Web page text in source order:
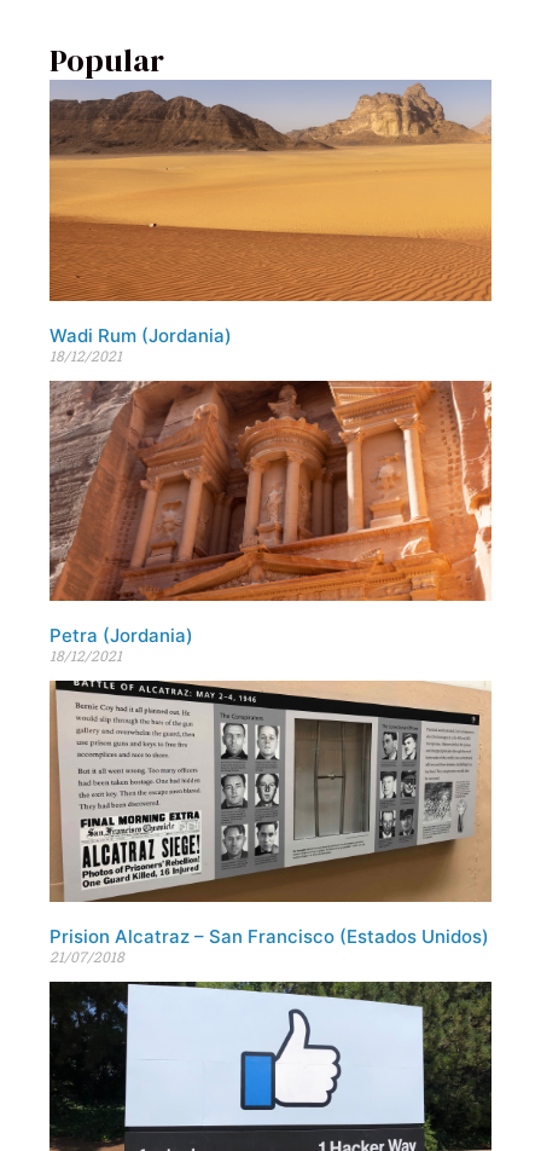
Popular
Wadi Rum (Jordania)
18/12/2021
Petra (Jordania)
18/12/2021
Prision Alcatraz – San Francisco (Estados Unidos)
21/07/2018